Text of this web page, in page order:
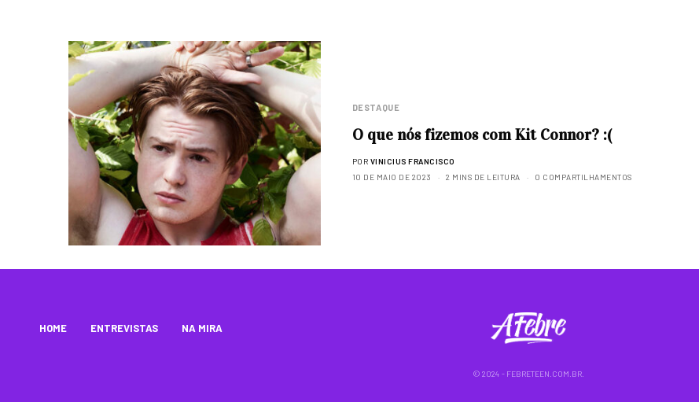
DESTAQUE
O que nós fizemos com Kit Connor? :(
POR VINICIUS FRANCISCO
10 DE MAIO DE 2023
2 MINS DE LEITURA 0 COMPARTILHAMENTOS
HOME ENTREVISTAS NA MIRA
© 2024 - FEBRETEEN.COM.BR.